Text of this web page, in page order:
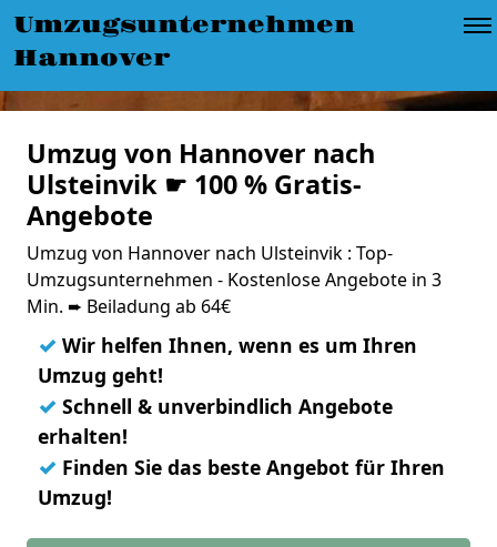
Umzugsunternehmen
Hannover
Umzug von Hannover nach
Ulsteinvik ☛ 100 % Gratis-
Angebote
Umzug von Hannover nach Ulsteinvik : Top-
Umzugsunternehmen - Kostenlose Angebote in 3
Min. ➨ Beiladung ab 64€
✓ Wir helfen Ihnen, wenn es um Ihren
Umzug geht!
✓ Schnell & unverbindlich Angebote
erhalten!
✓ Finden Sie das beste Angebot für Ihren
Umzug!